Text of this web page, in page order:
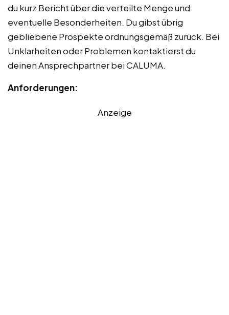
du kurz Bericht über die verteilte Menge und
eventuelle Besonderheiten. Du gibst übrig
gebliebene Prospekte ordnungsgemäß zurück. Bei
Unklarheiten oder Problemen kontaktierst du
deinen Ansprechpartner bei CALUMA.
Anforderungen:
Anzeige